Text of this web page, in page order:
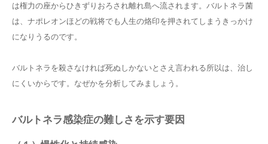
は権力の座からひきずりおろされ離れ島へ流されます。バルトネラ菌
は、ナポレオンほどの戦将でも人生の烙印を押されてしまうきっかけ
になりうるのです。
バルトネラを殺さなければ死ぬしかないとさえ言われる所以は、治し
にくいからです。なぜかを分析してみましょう。
バルトネラ感染症の難しさを示す要因